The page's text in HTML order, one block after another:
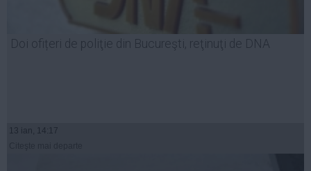
Doi ofițeri de poliţie din Bucureşti, reţinuţi de DNA
13 ian, 14:17